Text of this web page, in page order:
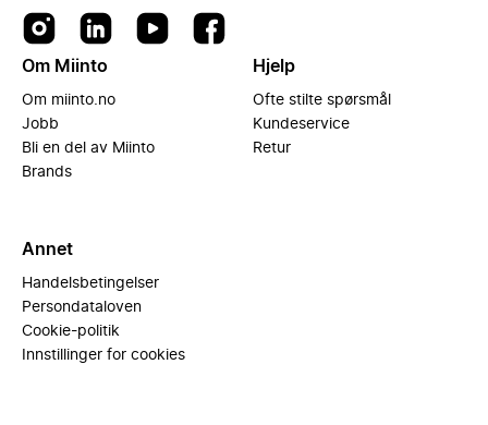
Om Miinto
Om miinto.no
Jobb
Bli en del av Miinto
Brands
Hjelp
Ofte stilte spørsmål
Kundeservice
Retur
Annet
Handelsbetingelser
Persondataloven
Cookie-politik
Innstillinger for cookies